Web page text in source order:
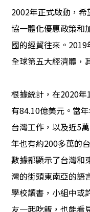
2002年正式啟動，
協一體化優惠政策和
國的經貿往來。
全球第五大經濟體，
根據統計，在2020
有84.10億美元。當
台灣工作，以及近5
年也有約200多萬的
數據都顯示了台灣和
灣的街頭東南亞的語
學校讀書，小組中或
友一起吃飯，也能看